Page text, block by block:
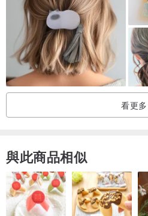
台灣Taiwan．手作Made in Taiwan
看更多
與此商品相似